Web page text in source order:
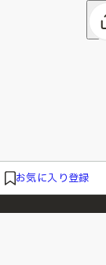
お気に入り登録